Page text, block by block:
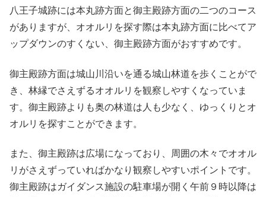
八王子城跡には本丸跡方面と御主殿跡方面の二つのコース
がありますが、オオルリを探す際は本丸跡方面に比べてア
ップダウンのすくない、御主殿跡方面がおすすめです。
御主殿跡方面は城山川沿いを通る城山林道を歩くことがで
き、林縁でさえずるオオルリを観察しやすくなっていま
す。御主殿跡よりも奥の林道は人も少なく、ゆっくりとオ
オルリを探すことができます。
また、御主殿跡は広場になっており、周囲の木々でオオル
リがさえずっていればかなり観察しやすいポイントです。
御主殿跡はガイダンス施設の駐車場が開く午前９時以降は